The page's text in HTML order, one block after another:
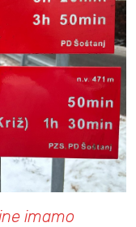
imamo